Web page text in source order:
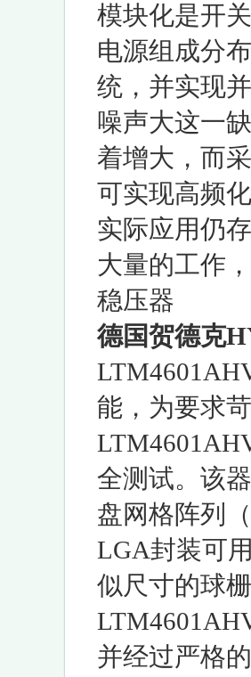
模块化是开
电源组成分
统，并实现
噪声大这一
着增大，而
可实现高频
实际应用仍
大量的工作
稳压器
德国贺德克
能，为要求
全测试。该
盘网格阵列
LGA封装可
似尺寸的球
并经过严格